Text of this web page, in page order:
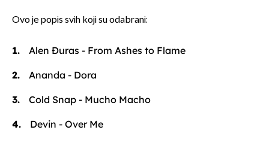
Ovo je popis svih koji su odabrani:
Alen Đuras - From Ashes to Flame
Ananda - Dora
Cold Snap - Mucho Macho
Devin - Over Me